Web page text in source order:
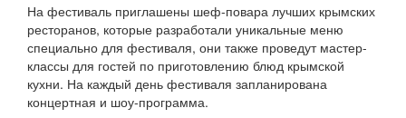
На фестиваль приглашены шеф-повара лучших крымских
ресторанов, которые разработали уникальные меню
специально для фестиваля, они также проведут мастер-
классы для гостей по приготовлению блюд крымской
кухни. На каждый день фестиваля запланирована
концертная и шоу-программа.